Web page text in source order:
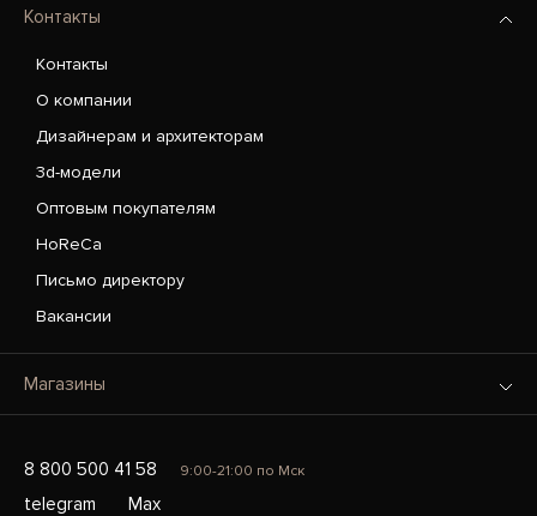
Контакты
Контакты
О компании
Дизайнерам и архитекторам
3d-модели
Оптовым покупателям
HoReCa
Письмо директору
Вакансии
Магазины
8 800 500 41 58 9:00-21:00 по Мск
telegram
Max